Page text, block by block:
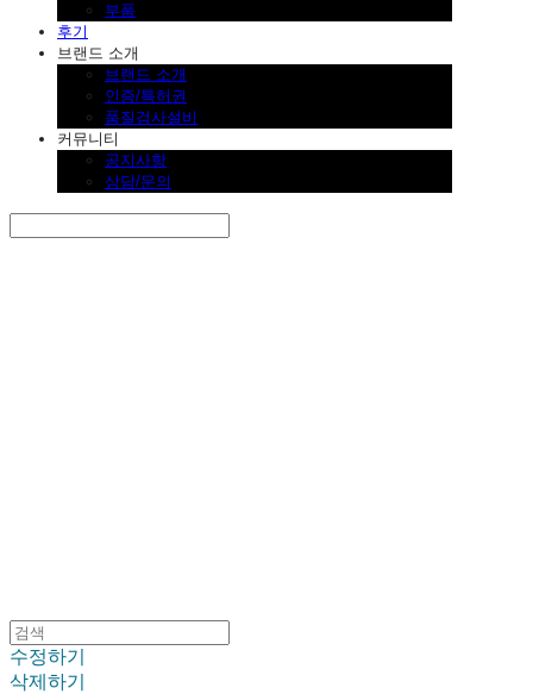
부품
후기
브랜드 소개
브랜드 소개
인증/특허권
품질검사설비
커뮤니티
공지사항
상담/문의
수정하기
삭제하기